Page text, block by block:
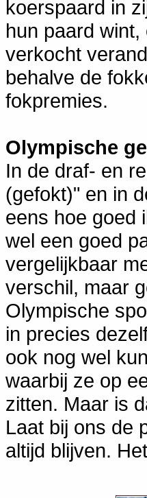
koerspaard in
hun paard
verkocht
behalve de
fokpremies.
Olympische
In de draf- en
(gefokt)" en in
eens hoe goed
wel een goed
vergelijkbaar
verschil, maar
Olympische
in precies
ook nog wel
waarbij ze op
zitten. Maar is
Laat bij ons de
altijd blijven.